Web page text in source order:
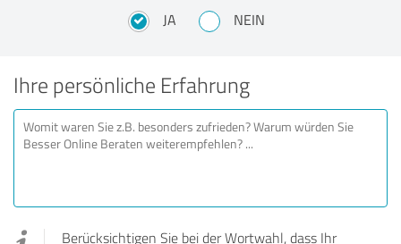
JA NEIN
Ihre persönliche Erfahrung
Berücksichtigen Sie bei der Wortwahl, dass Ihr